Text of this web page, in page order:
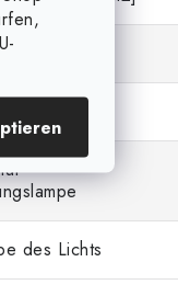
des Lichts